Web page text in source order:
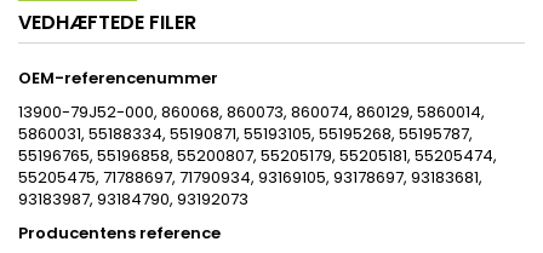
VEDHÆFTEDE FILER
OEM-referencenummer
13900-79J52-000, 860068, 860073, 860074, 860129, 5860014,
5860031, 55188334, 55190871, 55193105, 55195268, 55195787,
55196765, 55196858, 55200807, 55205179, 55205181, 55205474,
55205475, 71788697, 71790934, 93169105, 93178697, 93183681,
93183987, 93184790, 93192073
Producentens reference